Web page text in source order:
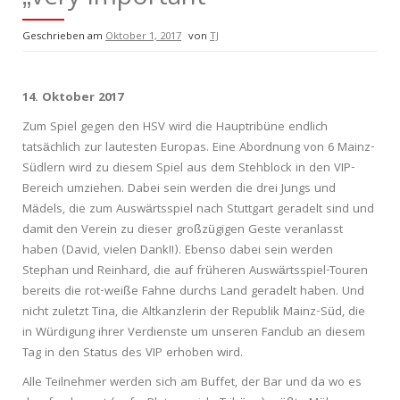
Geschrieben am Oktober 1, 2017 von TJ
14. Oktober 2017
Zum Spiel gegen den HSV wird die Hauptribüne endlich
tatsächlich zur lautesten Europas. Eine Abordnung von 6 Mainz-
Südlern wird zu diesem Spiel aus dem Stehblock in den VIP-
Bereich umziehen. Dabei sein werden die drei Jungs und
Mädels, die zum Auswärtsspiel nach Stuttgart geradelt sind und
damit den Verein zu dieser großzügigen Geste veranlasst
haben (David, vielen Dank!!). Ebenso dabei sein werden
Stephan und Reinhard, die auf früheren Auswärtsspiel-Touren
bereits die rot-weiße Fahne durchs Land geradelt haben. Und
nicht zuletzt Tina, die Altkanzlerin der Republik Mainz-Süd, die
in Würdigung ihrer Verdienste um unseren Fanclub an diesem
Tag in den Status des VIP erhoben wird.
Alle Teilnehmer werden sich am Buffet, der Bar und da wo es